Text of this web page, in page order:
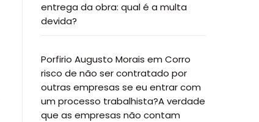
entrega da obra: qual é a multa
devida?
Porfirio Augusto Morais em Corro
risco de não ser contratado por
outras empresas se eu entrar com
um processo trabalhista?A verdade
que as empresas não contam